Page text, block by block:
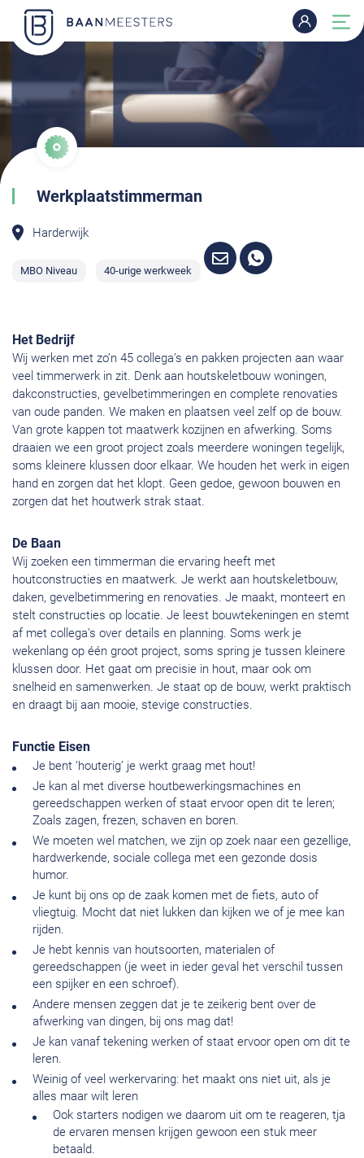
Werkplaatstimmerman
Harderwijk
MBO Niveau 40-urige werkweek
Het Bedrijf
Wij werken met zo’n 45 collega’s en pakken projecten aan waar
veel timmerwerk in zit. Denk aan houtskeletbouw woningen,
dakconstructies, gevelbetimmeringen en complete renovaties
van oude panden. We maken en plaatsen veel zelf op de bouw.
Van grote kappen tot maatwerk kozijnen en afwerking. Soms
draaien we een groot project zoals meerdere woningen tegelijk,
soms kleinere klussen door elkaar. We houden het werk in eigen
hand en zorgen dat het klopt. Geen gedoe, gewoon bouwen en
zorgen dat het houtwerk strak staat.
De Baan
Wij zoeken een timmerman die ervaring heeft met
houtconstructies en maatwerk. Je werkt aan houtskeletbouw,
daken, gevelbetimmering en renovaties. Je maakt, monteert en
stelt constructies op locatie. Je leest bouwtekeningen en stemt
af met collega’s over details en planning. Soms werk je
wekenlang op één groot project, soms spring je tussen kleinere
klussen door. Het gaat om precisie in hout, maar ook om
snelheid en samenwerken. Je staat op de bouw, werkt praktisch
en draagt bij aan mooie, stevige constructies.
Functie Eisen
Je bent ‘houterig’ je werkt graag met hout!
Je kan al met diverse houtbewerkingsmachines en
gereedschappen werken of staat ervoor open dit te leren;
Zoals zagen, frezen, schaven en boren.
We moeten wel matchen, we zijn op zoek naar een gezellige,
hardwerkende, sociale collega met een gezonde dosis
humor.
Je kunt bij ons op de zaak komen met de fiets, auto of
vliegtuig. Mocht dat niet lukken dan kijken we of je mee kan
rijden.
Je hebt kennis van houtsoorten, materialen of
gereedschappen (je weet in ieder geval het verschil tussen
een spijker en een schroef).
Andere mensen zeggen dat je te zeikerig bent over de
afwerking van dingen, bij ons mag dat!
Je kan vanaf tekening werken of staat ervoor open om dit te
leren.
Weinig of veel werkervaring: het maakt ons niet uit, als je
alles maar wilt leren
Ook starters nodigen we daarom uit om te reageren, tja
de ervaren mensen krijgen gewoon een stuk meer
betaald.